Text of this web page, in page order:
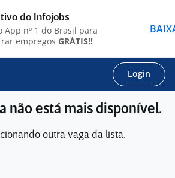
Login
não está mais disponível.
outra vaga da lista.
do Infojobs
App nº 1 do Brasil para
empregos GRÁTIS!!